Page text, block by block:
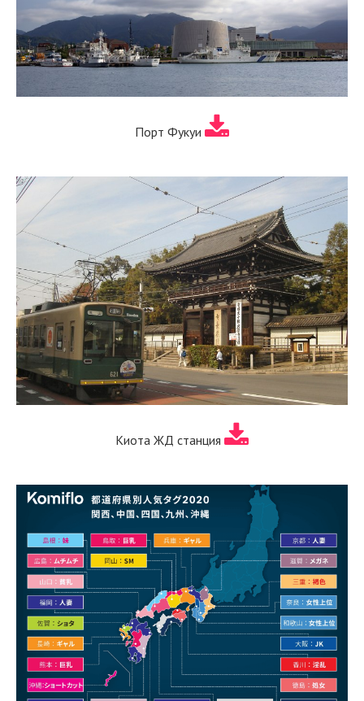
Порт Фукуи
Киота ЖД станция